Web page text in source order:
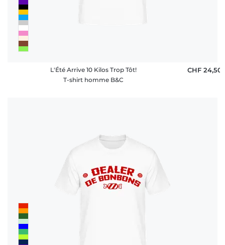
L'Été Arrive 10 Kilos Trop Tôt!
T-shirt homme B&C
CHF 24,50